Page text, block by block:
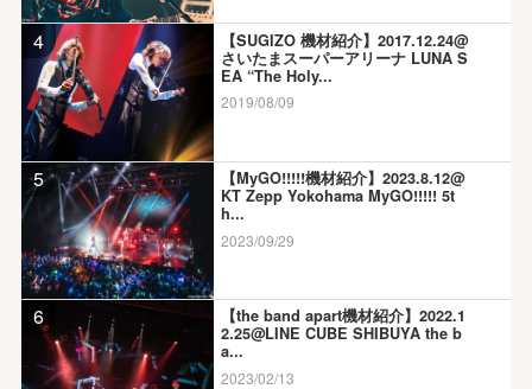
4
【SUGIZO 機材紹介】2017.12.24@
さいたまスーパーアリーナ LUNA S
EA “The Holy...
2019/08/09
5
【MyGO!!!!!機材紹介】2023.8.12@
KT Zepp Yokohama MyGO!!!!! 5t
h...
2023/09/29
6
【the band apart機材紹介】2022.1
2.25@LINE CUBE SHIBUYA the b
a...
2023/02/13